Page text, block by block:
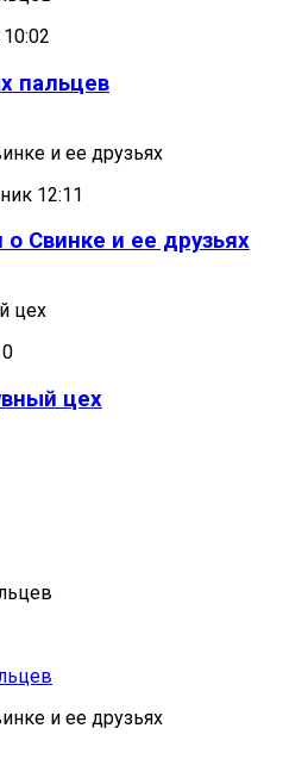
пальцев
и ее друзьях
12:11
Свинке и ее друзьях
цех
цех
и ее друзьях